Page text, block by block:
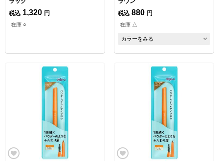
税込 1,320 円
在庫 ○
税込 880 円
在庫 △
カラーをみる